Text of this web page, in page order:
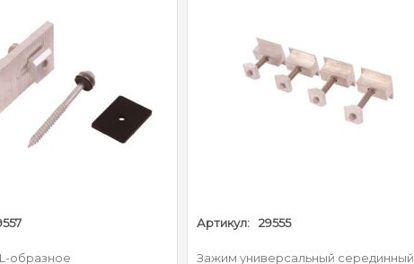
образное
Артикул: 29555
Зажим универсальный серединный